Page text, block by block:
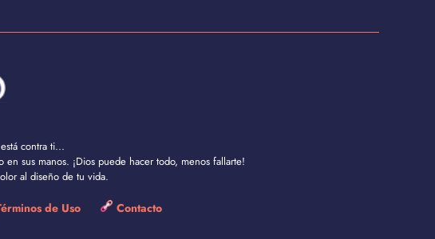
contra ti...
sus manos. ¡Dios puede hacer todo, menos fallarte!
al diseño de tu vida.
de Uso
Contacto